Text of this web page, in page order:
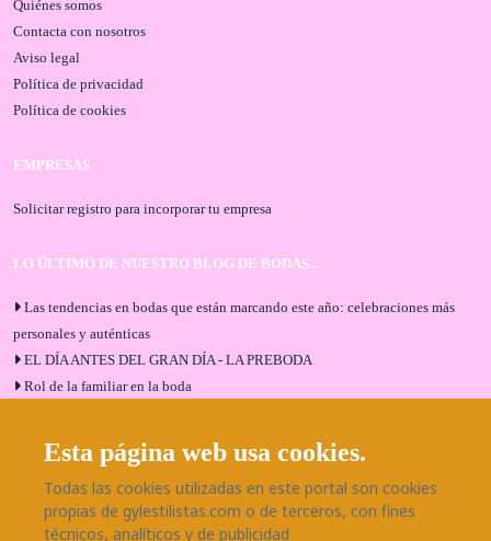
Quiénes somos
Contacta con nosotros
Aviso legal
Política de privacidad
Política de cookies
EMPRESAS
Solicitar registro para incorporar tu empresa
LO ÚLTIMO DE NUESTRO BLOG DE BODAS...
Las tendencias en bodas que están marcando este año: celebraciones más
personales y auténticas
EL DÍA ANTES DEL GRAN DÍA - LA PREBODA
Rol de la familiar en la boda
Bodas en Alhaurín de la Torre: entrevista exclusiva con Bodaeventos
Málaga
¿Cómo será tu boda?
Blog de bodas
Esta página web usa cookies.
Todas las cookies utilizadas en este portal son cookies
propias de gylestilistas.com o de terceros, con fines
técnicos, analíticos y de publicidad